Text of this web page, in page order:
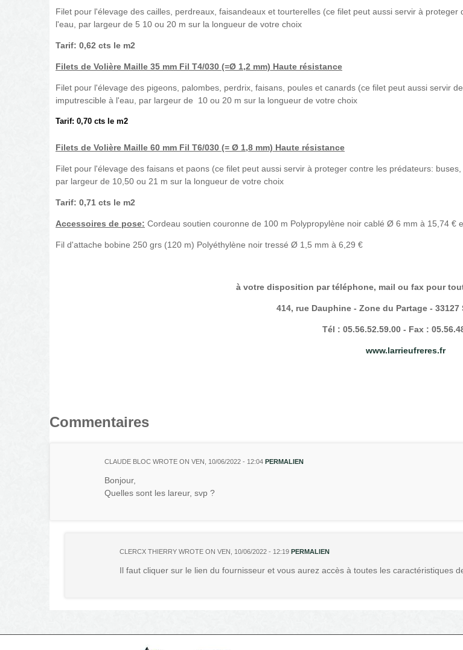
Filet pour l'élevage des cailles, perdreaux, faisandeaux et tourterelles (ce filet peut aussi servir à
l'eau, par largeur de 5 10 ou 20 m sur la longueur de votre choix
Tarif: 0,62 cts le m2
Filets de Volière Maille 35 mm Fil T4/030 (=Ø 1,2 mm) Haute résistance
Filet pour l'élevage des pigeons, palombes, perdrix, faisans, poules et canards (ce filet peut aussi servir
imputrescible à l'eau, par largeur de 10 ou 20 m sur la longueur de votre choix
Tarif: 0,70 cts le m2
Filets de Volière Maille 60 mm Fil T6/030 (= Ø 1,8 mm) Haute résistance
Filet pour l'élevage des faisans et paons (ce filet peut aussi servir à proteger contre les prédateurs:
par largeur de 10,50 ou 21 m sur la longueur de votre choix
Tarif: 0,71 cts le m2
Accessoires de pose: Cordeau soutien couronne de 100 m Polypropylène noir cablé Ø 6 mm à 15,74 €
Fil d'attache bobine 250 grs (120 m) Polyéthylène noir tressé Ø 1,5 mm à 6,29 €
à votre disposition par téléphone, mail ou fax pour
414, rue Dauphine - Zone du Partage - 33127
Tél : 05.56.52.59.00 - Fax :
www.larrieufreres.fr
Commentaires
CLAUDE BLOC WROTE ON VEN, 10/06/2022 - 12:04 PERMALIEN
Bonjour,
Quelles sont les lareur, svp ?
CLERCX THIERRY WROTE ON VEN, 10/06/2022 - 12:19 PERMALIEN
Il faut cliquer sur le lien du fournisseur et vous aurez accès à toutes les caractéristiques